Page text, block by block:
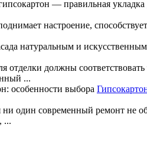
настроение,
отделки должны
...
один современный ремонт не
...